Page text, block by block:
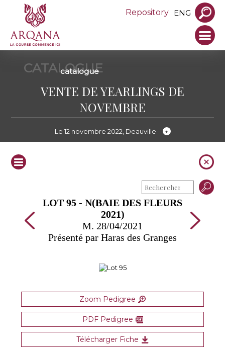
Repository ENG
CATALOGUE
catalogue
VENTE DE YEARLINGS DE
NOVEMBRE
Le 12 novembre 2022, Deauville
LOT 95 - N(BAIE DES FLEURS
2021)
M. 28/04/2021
Présenté par Haras des Granges
Zoom Pedigree
PDF Pedigree
Télécharger Fiche